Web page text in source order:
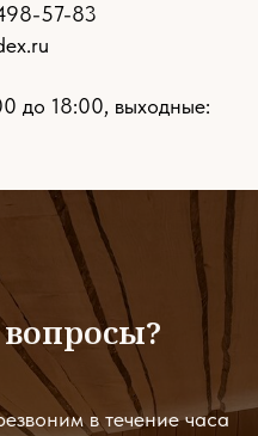
57-83
до 18:00, выходные:
в течение часа